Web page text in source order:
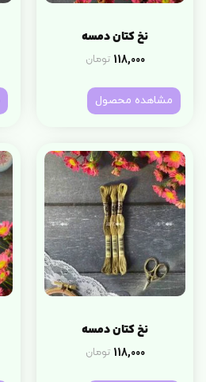
نخ کتان دمسه
118,000 تومان
مشاهده محصول
نخ کتان دمسه
118,000 تومان